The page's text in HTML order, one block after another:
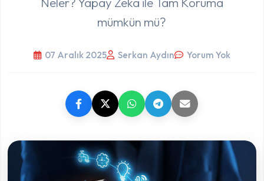
mümkün mü?
07 Aralık 2025 Serkan Aydın Yorum Yok